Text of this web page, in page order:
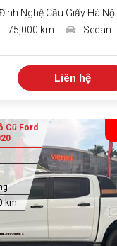
Nghệ Cầu Giấy Hà Nội
75,000 km Sedan
Liên hệ
Cũ Ford
km